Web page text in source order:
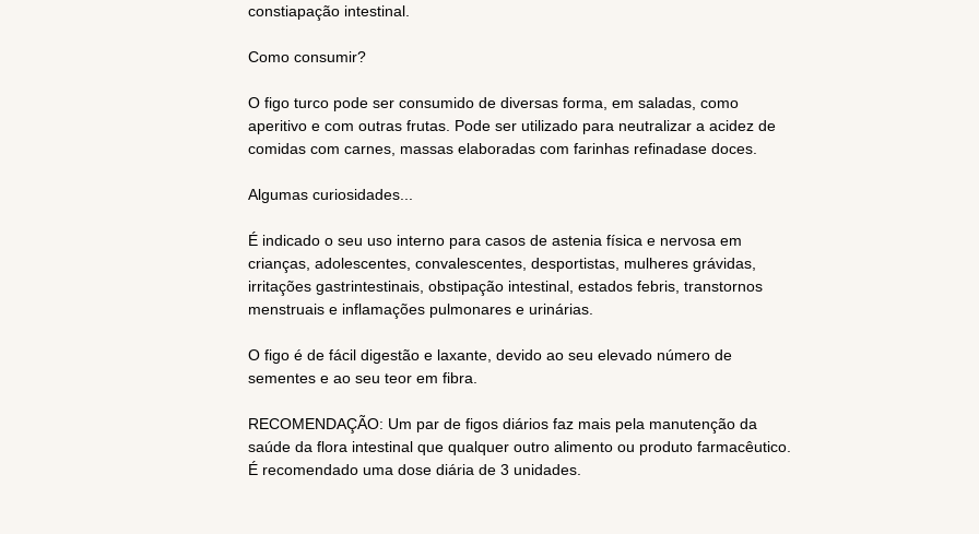
constiapação intestinal.
Como consumir?
O figo turco pode ser consumido de diversas forma, em saladas, como
aperitivo e com outras frutas. Pode ser utilizado para neutralizar a acidez de
comidas com carnes, massas elaboradas com farinhas refinadase doces.
Algumas curiosidades...
É indicado o seu uso interno para casos de astenia física e nervosa em
crianças, adolescentes, convalescentes, desportistas, mulheres grávidas,
irritações gastrintestinais, obstipação intestinal, estados febris, transtornos
menstruais e inflamações pulmonares e urinárias.
O figo é de fácil digestão e laxante, devido ao seu elevado número de
sementes e ao seu teor em fibra.
RECOMENDAÇÃO: Um par de figos diários faz mais pela manutenção da
saúde da flora intestinal que qualquer outro alimento ou produto farmacêutico.
É recomendado uma dose diária de 3 unidades.